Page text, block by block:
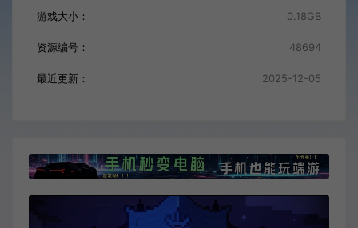
游戏大小： 0.18GB
资源编号： 48694
最近更新： 2025-12-05